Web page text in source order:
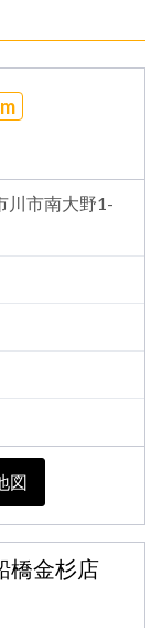
川市南大野1-
図
橋金杉店